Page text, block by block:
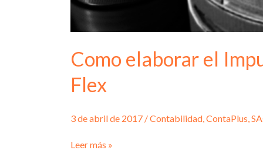
Como elaborar el
Flex
3 de abril de 2017 /Contabilidad ContaPlus
Como
Leer más »